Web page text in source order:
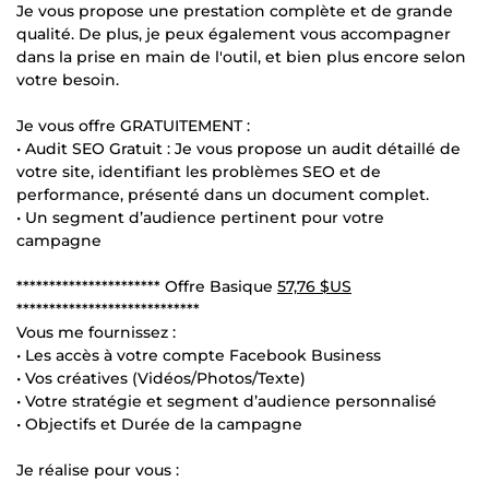
Je vous propose une prestation complète et de grande
qualité. De plus, je peux également vous accompagner
dans la prise en main de l'outil, et bien plus encore selon
votre besoin.
Je vous offre GRATUITEMENT :
• Audit SEO Gratuit : Je vous propose un audit détaillé de
votre site, identifiant les problèmes SEO et de
performance, présenté dans un document complet.
• Un segment d’audience pertinent pour votre
campagne
********************** Offre Basique 57,76 $US
****************************
Vous me fournissez :
• Les accès à votre compte Facebook Business
• Vos créatives (Vidéos/Photos/Texte)
• Votre stratégie et segment d’audience personnalisé
• Objectifs et Durée de la campagne
Je réalise pour vous :